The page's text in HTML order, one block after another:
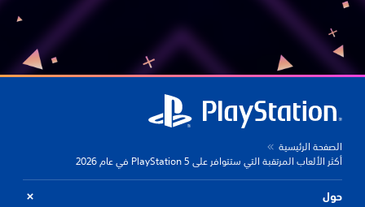
الصفحة الرئيسية
أكثر الألعاب المرتقبة التي ستتوافر على PlayStation 5 في عام 2026
حول